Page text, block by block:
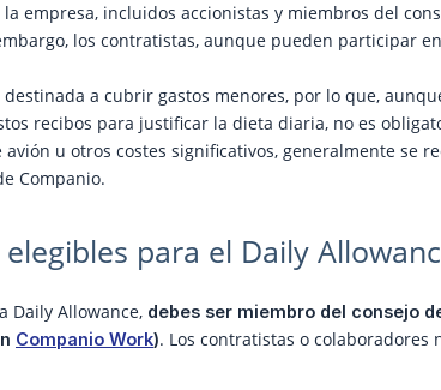
empresa, incluidos accionistas y miembros del
los contratistas, aunque pueden participar
destinada a cubrir gastos menores, por lo que,
recibos para justificar la dieta diaria, no es
avión u otros costes significativos, generalmente se
Companio.
para el Daily
Daily Allowance, debes ser miembro del consejo
Companio Work). Los contratistas o colaboradores